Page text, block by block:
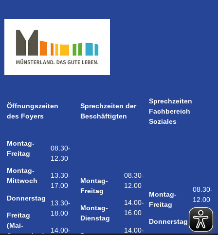
Öffnungszeiten
des Foyers
Sprechzeiten der
Beschäftigten
Sprechzeiten
Fachbereich
Soziales
Montag-
Freitag
Montag-
Mittwoch
Donnerstag
Freitag
(Mai-
08.30-
12.30
13.30-
17.00
13.30-
18.00
14.00-
Montag-
Freitag
Montag-
Dienstag
08.30-
12.00
14.00-
16.00
14.00-
Montag-
Freitag
Donnerstag
08.30-
12.00
14.00-
18.00